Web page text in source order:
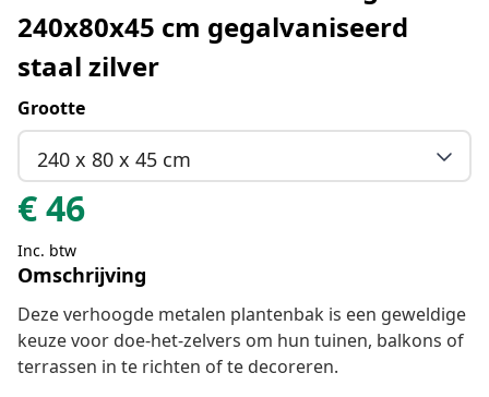
240x80x45 cm gegalvaniseerd
staal zilver
Grootte
240 x 80 x 45 cm
€46
Inc. btw
Omschrijving
Deze verhoogde metalen plantenbak is een geweldige
keuze voor doe-het-zelvers om hun tuinen, balkons of
terrassen in te richten of te decoreren.